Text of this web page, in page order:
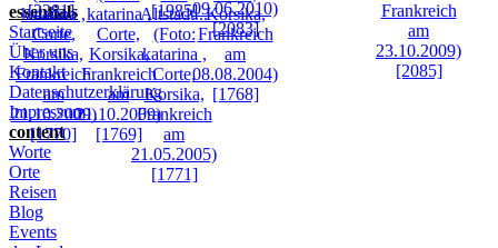
essentials
Startseite
Über uns
Kontakt
Datenschutzerklärung
Impressum
content
Worte
Orte
Reisen
Blog
Events